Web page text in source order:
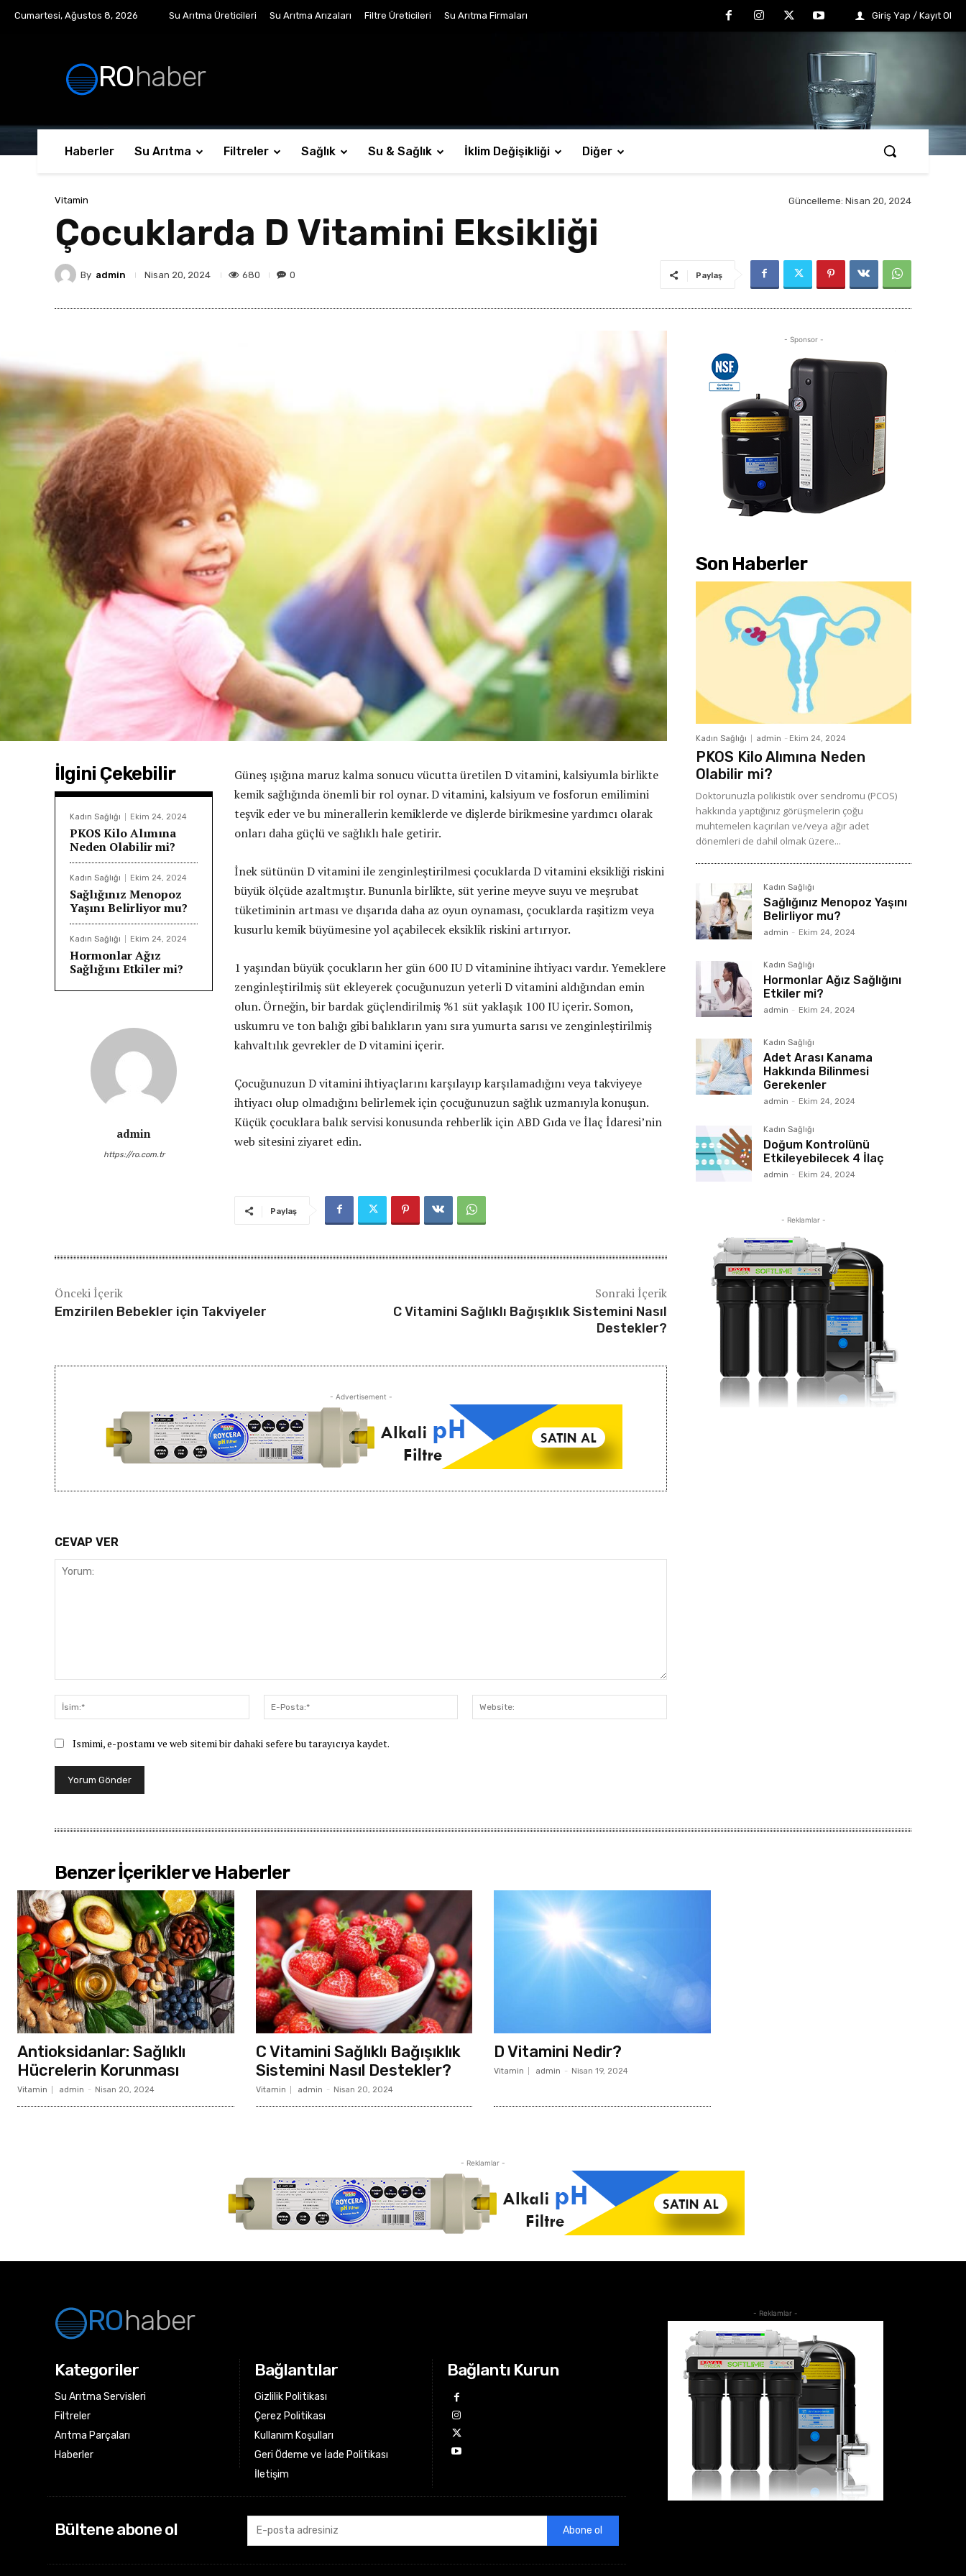
Cumartesi, Ağustos 8, 2026 Su Arıtma Üreticileri Su Arıtma Arızaları Filtre Üreticileri Su Arıtma Firmaları Giriş Yap / Kayıt Ol
ROhaber
Haberler Su Arıtma Filtreler Sağlık Su & Sağlık İklim Değişikliği Diğer
Vitamin Güncelleme: Nisan 20, 2024
Çocuklarda D Vitamini Eksikliği
By admin Nisan 20, 2024 680 0 Paylaş
İlgini Çekebilir
Kadın Sağlığı Ekim 24, 2024
PKOS Kilo Alımına
Neden Olabilir mi?
Kadın Sağlığı Ekim 24, 2024
Sağlığınız Menopoz
Yaşını Belirliyor mu?
Kadın Sağlığı Ekim 24, 2024
Hormonlar Ağız
Sağlığını Etkiler mi?
admin
https://ro.com.tr
Güneş ışığına maruz kalma sonucu vücutta üretilen D vitamini, kalsiyumla birlikte
kemik sağlığında önemli bir rol oynar. D vitamini, kalsiyum ve fosforun emilimini
teşvik eder ve bu minerallerin kemiklerde ve dişlerde birikmesine yardımcı olarak
onları daha güçlü ve sağlıklı hale getirir.
İnek sütünün D vitamini ile zenginleştirilmesi çocuklarda D vitamini eksikliği riskini
büyük ölçüde azaltmıştır. Bununla birlikte, süt yerine meyve suyu ve meşrubat
tüketiminin artması ve dışarıda daha az oyun oynaması, çocuklarda raşitizm veya
kusurlu kemik büyümesine yol açabilecek eksiklik riskini artırıyor.
1 yaşından büyük çocukların her gün 600 IU D vitaminine ihtiyacı vardır. Yemeklere
zenginleştirilmiş süt ekleyerek çocuğunuzun yeterli D vitamini aldığından emin
olun. Örneğin, bir bardak güçlendirilmiş %1 süt yaklaşık 100 IU içerir. Somon,
uskumru ve ton balığı gibi balıkların yanı sıra yumurta sarısı ve zenginleştirilmiş
kahvaltılık gevrekler de D vitamini içerir.
Çocuğunuzun D vitamini ihtiyaçlarını karşılayıp karşılamadığını veya takviyeye
ihtiyacı olup olmadığını belirlemek için çocuğunuzun sağlık uzmanıyla konuşun.
Küçük çocuklara balık servisi konusunda rehberlik için ABD Gıda ve İlaç İdaresi’nin
web sitesini ziyaret edin.
Paylaş
Önceki İçerik
Emzirilen Bebekler için Takviyeler
Sonraki İçerik
C Vitamini Sağlıklı Bağışıklık Sistemini Nasıl
Destekler?
- Advertisement -
CEVAP VER
İsim:*
Posta:*
Ismimi, e-postamı ve web sitemi bir dahaki sefere bu tarayıcıya kaydet.
- Sponsor -
Son Haberler
Kadın Sağlığı admin - Ekim 24, 2024
PKOS Kilo Alımına Neden
Olabilir mi?
Doktorunuzla polikistik over sendromu (PCOS)
hakkında yaptığınız görüşmelerin çoğu
muhtemelen kaçırılan ve/veya ağır adet
dönemleri de dahil olmak üzere...
Kadın Sağlığı
Sağlığınız Menopoz Yaşını
Belirliyor mu?
admin - Ekim 24, 2024
Kadın Sağlığı
Hormonlar Ağız Sağlığını
Etkiler mi?
admin - Ekim 24, 2024
Kadın Sağlığı
Adet Arası Kanama
Hakkında Bilinmesi
Gerekenler
admin - Ekim 24, 2024
Kadın Sağlığı
Doğum Kontrolünü
Etkileyebilecek 4 İlaç
admin - Ekim 24, 2024
- Reklamlar -
Benzer İçerikler ve Haberler
Antioksidanlar: Sağlıklı
Hücrelerin Korunması
Vitamin admin - Nisan 20, 2024
C Vitamini Sağlıklı Bağışıklık
Sistemini Nasıl Destekler?
Vitamin admin - Nisan 20, 2024
D Vitamini Nedir?
Vitamin admin - Nisan 19, 2024
- Reklamlar -
ROhaber
Kategoriler
Su Arıtma Servisleri
Filtreler
Arıtma Parçaları
Haberler
Bağlantılar
Gizlilik Politikası
Çerez Politikası
Kullanım Koşulları
Geri Ödeme ve İade Politikası
İletişim
Bağlantı Kurun
Bültene abone ol Abone ol
- Reklamlar -